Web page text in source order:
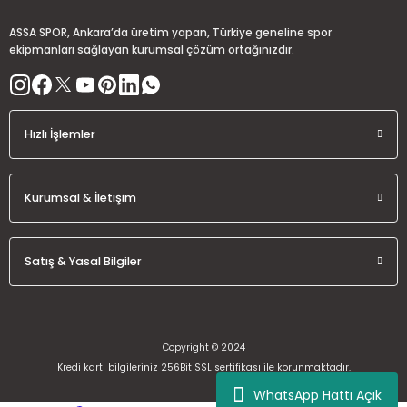
WhatsApp Hattı Açık
17.340,48 TL
Mini Futbol Kalesi 80*120 Cm (Çift)
10.952,64 TL
Mini Futbol Kalesi 100×160 cm (Tek)
7.840,00 TL
ASSA SPOR, Ankara’da üretim yapan, Türkiye geneline spor
ekipmanları sağlayan kurumsal çözüm ortağınızdır.
Hızlı İşlemler
Kurumsal & İletişim
Satış & Yasal Bilgiler
Copyright © 2024
Kredi kartı bilgileriniz 256Bit SSL sertifikası ile korunmaktadır.